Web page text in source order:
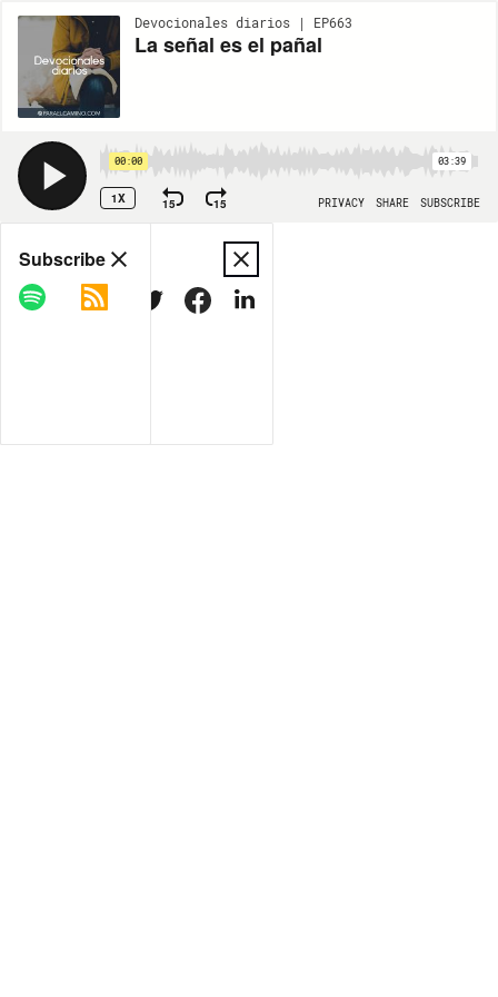
Devocionales diarios | EP663
La señal es el pañal
00:00 03:39
1X 15 15 PRIVACY SHARE SUBSCRIBE
Share
COPY LINK
Subscribe